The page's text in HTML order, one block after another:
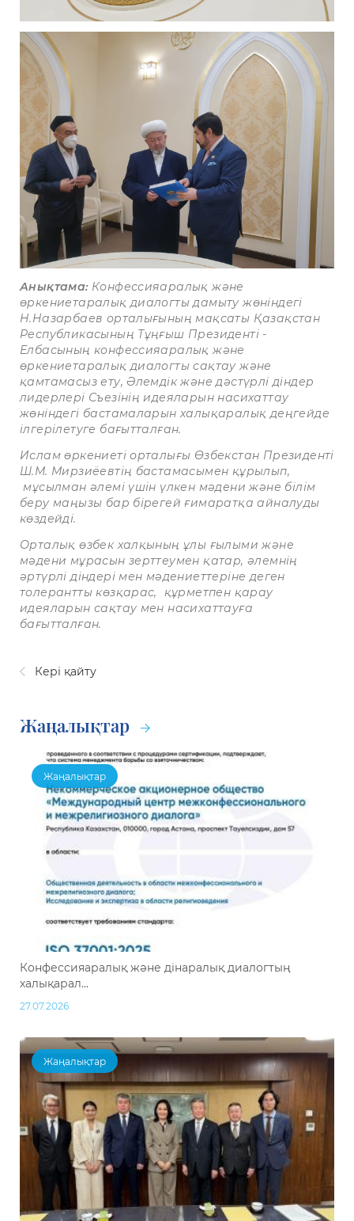
Анықтама:Конфессияаралық және
өркениетаралық диалогты дамыту жөніндегі
Н.Назарбаев орталығының мақсаты Қазақстан
Республикасының Тұңғыш Президенті -
Елбасының конфессияаралық және
өркениетаралық диалогты сақтау және
қамтамасыз ету, Әлемдік және дәстүрлі діндер
лидерлері Съезінің идеяларын насихаттау
жөніндегі бастамаларын халықаралық деңгейде
ілгерілетуге бағытталған.
Ислам өркениеті орталығы Өзбекстан Президенті
Ш.М. Мирзиёевтің бастамасымен құрылып,
мұсылман әлемі үшін үлкен мәдени және білім
беру маңызы бар бірегей ғимаратқа айналуды
көздейді.
Орталық өзбек халқының ұлы ғылыми және
мәдени мұрасын зерттеумен қатар, әлемнің
әртүрлі діндері мен мәдениеттеріне деген
толерантты көзқарас,
құрметпен қарау
идеяларын сақтау мен насихаттауға
бағытталған.
Кері қайту
Жаңалықтар
Жаңалықтар
Конфессияаралық және дінаралық диалогтың
халықарал...
27.07.2026
Жаңалықтар